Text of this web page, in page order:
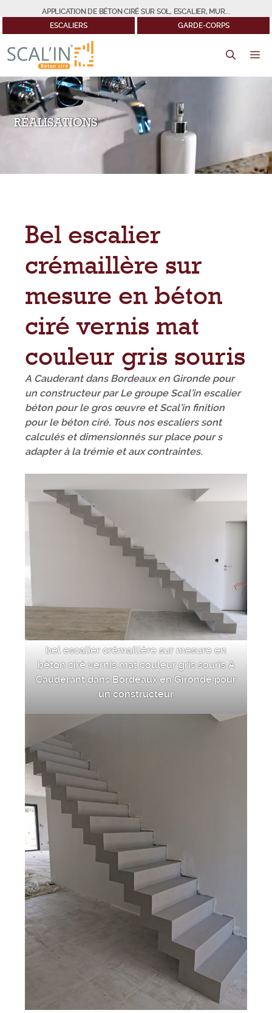
au
contenu
APPLICATION DE BÉTON CIRÉ SUR SOL, ESCALIER, MUR...
ESCALIERS
GARDE-CORPS
RÉALISATIONS
Bel escalier
crémaillère sur
mesure en béton
ciré vernis mat
couleur gris souris
A Cauderant dans Bordeaux en Gironde pour
un constructeur par Le groupe Scal’in escalier
béton pour le gros œuvre et Scal’in finition
pour le béton ciré. Tous nos escaliers sont
calculés et dimensionnés sur place pour s
adapter à la trémie et aux contraintes.
bel escalier crémaillère sur mesure en
béton ciré vernis mat couleur gris souris A
Cauderant dans Bordeaux en Gironde pour
un constructeur